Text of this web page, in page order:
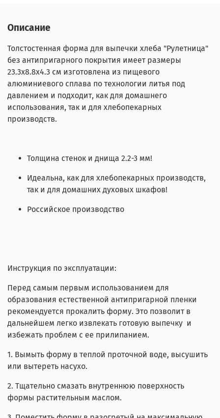
Описание
Толстостенная форма для выпечки хлеба "Рулетница"
без антипригарного покрытия имеет размеры
23.3х8.8х4.3 см изготовлена из пищевого
алюминиевого сплава по технологии литья под
давлением и подходит, как для домашнего
использования, так и для хлебопекарных
производств.
Толщина стенок и днища 2.2-3 мм!
Идеальна, как для хлебопекарных производств,
так и для домашних духовых шкафов!
Российское производство
Инструкция по эксплуатации:
Перед самым первым использованием для
образования естественной антипригарной пленки
рекомендуется прокалить форму. Это позволит в
дальнейшем легко извлекать готовую выпечку и
избежать проблем с ее прилипанием.
1. Вымыть форму в теплой проточной воде, высушить
или вытереть насухо.
2. Тщательно смазать внутреннюю поверхность
формы растительным маслом.